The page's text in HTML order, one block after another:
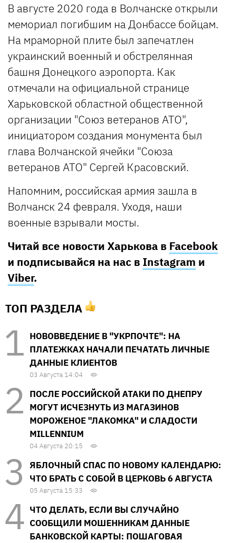
В августе 2020 года в Волчанске открыли
мемориал погибшим на Донбассе бойцам.
На мраморной плите был запечатлен
украинский военный и обстрелянная
башня Донецкого аэропорта. Как
отмечали на официальной странице
Харьковской областной общественной
организации "Союз ветеранов АТО",
инициатором создания монумента был
глава Волчанской ячейки "Союза
ветеранов АТО" Сергей Красовский.
Напомним, российская армия зашла в
Волчанск 24 февраля. Уходя, наши
военные взрывали мосты.
Читай все новости Харькова в Facebook
и подписывайся на нас в Instagram и
Viber.
ТОП РАЗДЕЛА
НОВОВВЕДЕНИЕ В "УКРПОЧТЕ": НА
ПЛАТЕЖКАХ НАЧАЛИ ПЕЧАТАТЬ ЛИЧНЫЕ
ДАННЫЕ КЛИЕНТОВ
03 Августа 14:04
ПОСЛЕ РОССИЙСКОЙ АТАКИ ПО ДНЕПРУ
МОГУТ ИСЧЕЗНУТЬ ИЗ МАГАЗИНОВ
МОРОЖЕНОЕ "ЛАКОМКА" И СЛАДОСТИ
MILLENNIUM
04 Августа 20:15
ЯБЛОЧНЫЙ СПАС ПО НОВОМУ КАЛЕНДАРЮ:
ЧТО БРАТЬ С СОБОЙ В ЦЕРКОВЬ 6 АВГУСТА
05 Августа 15:33
ЧТО ДЕЛАТЬ, ЕСЛИ ВЫ СЛУЧАЙНО
СООБЩИЛИ МОШЕННИКАМ ДАННЫЕ
БАНКОВСКОЙ КАРТЫ: ПОШАГОВАЯ